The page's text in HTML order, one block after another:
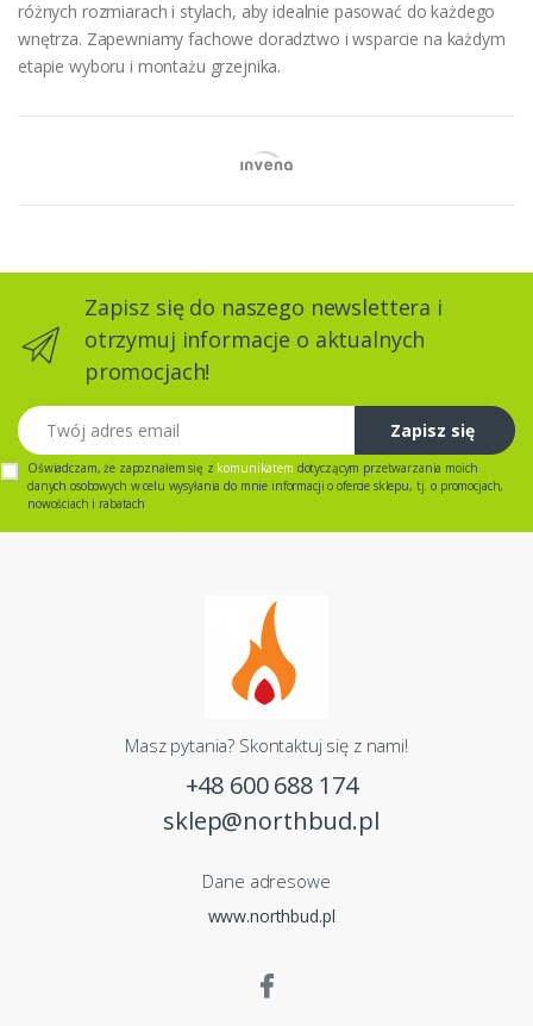
różnych rozmiarach i stylach, aby idealnie pasować do każdego
wnętrza. Zapewniamy fachowe doradztwo i wsparcie na każdym
etapie wyboru i montażu grzejnika.
Zapisz się do naszego newslettera i
otrzymuj informacje o aktualnych
promocjach!
Twój adres email
Zapisz się
Oświadczam, że zapoznałem się z komunikatem dotyczącym przetwarzania moich
danych osobowych w celu wysyłania do mnie informacji o ofercie sklepu, tj. o promocjach,
nowościach i rabatach
Masz pytania? Skontaktuj się z nami!
+48 600 688 174
sklep@northbud.pl
Dane adresowe
www.northbud.pl